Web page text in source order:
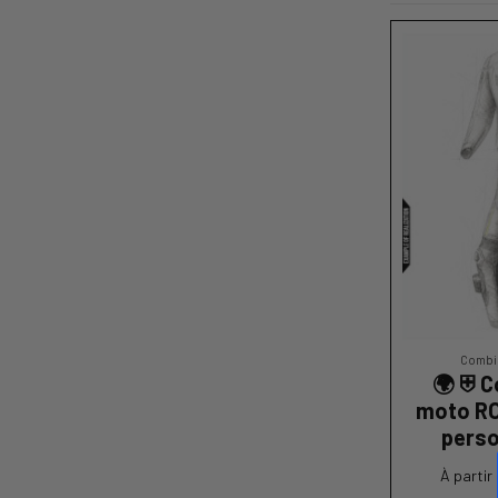
🌍 ⛨
moto
À partir